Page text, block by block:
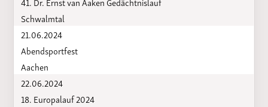
Schwalmtal
21.06.2024
Abendsportfest
Aachen
22.06.2024
18. Europalauf 2024